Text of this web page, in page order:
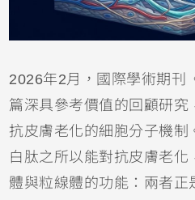
2026年2月，國際學術期刊
篇深具參考價值的回顧研究
抗皮膚老化的細胞分子機制
白肽之所以能對抗皮膚老
體與粒線體的功能：兩者正